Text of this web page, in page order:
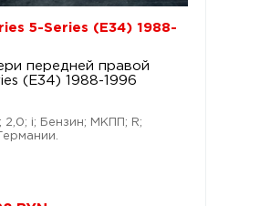
5-Series (E34) 1988-
передней правой
(E34) 1988-1996
2,0; i; Бензин; МКПП; R;